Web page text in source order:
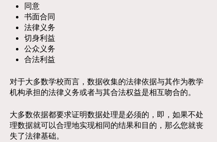
同意
书面合同
法律义务
切身利益
公众义务
合法利益
对于大多数学校而言，数据收集的法律依据与其作为教学
机构承担的法律义务或者与其合法权益是相互吻合的。
大多数依据都要求证明数据处理是必须的，即，如果不处
理数据就可以合理地实现相同的结果和目的，那么您就丧
失了法律基础。